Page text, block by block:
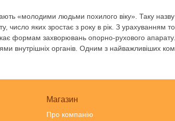
«молодими людьми похилого віку». Таку
число яких зростає з року в рік. З
формам захворювань опорно-рухового
внутрішніх органів. Одним з найважливіших
Магазин
Про компанію